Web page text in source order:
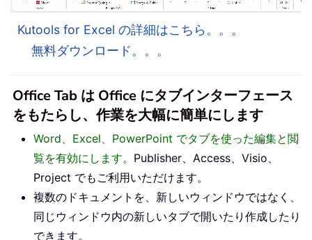
Kutools for Excel の詳細はこちら。。。
無料ダウンロード。。。
Office Tab は Office にタブインターフェース
をもたらし、作業を大幅に簡単にします
Word、Excel、PowerPoint でタブを使った編集と閲
覧を有効にします。 Publisher、Access、Visio、
Project でもご利用いただけます。
複数のドキュメントを、新しいウィンドウではなく、
同じウィンドウ内の新しいタブで開いたり作成したり
できます。